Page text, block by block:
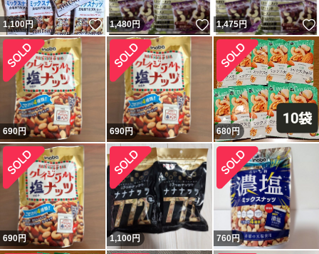
1,100円 いいね！
1,480円 いいね！
1,475円
690円 690円 680円
690円 1,100円 760円